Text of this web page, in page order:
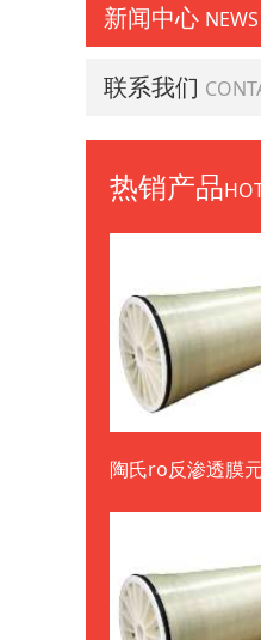
新闻中心
联系我们
热销产品
陶氏ro反渗透膜